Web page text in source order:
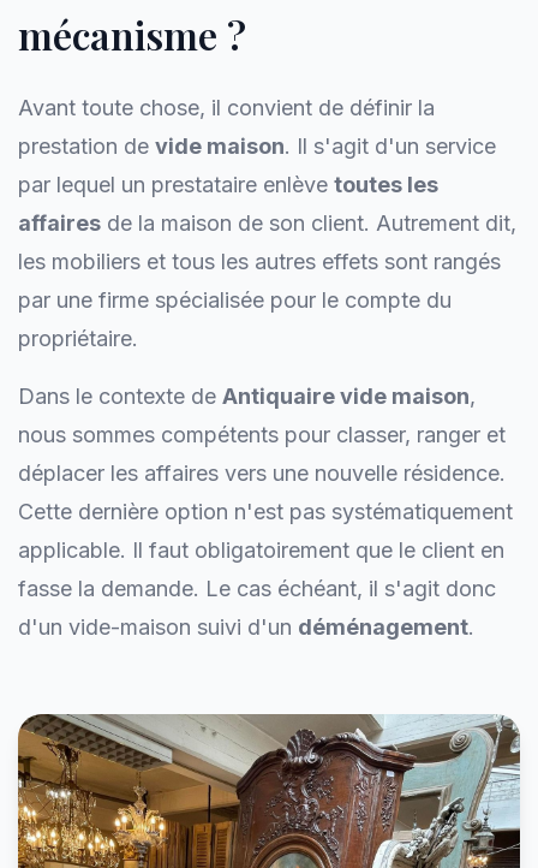
mécanisme ?
Avant toute chose, il convient de définir la
prestation de vide maison. Il s'agit d'un service
par lequel un prestataire enlève toutes les
affaires de la maison de son client. Autrement dit,
les mobiliers et tous les autres effets sont rangés
par une firme spécialisée pour le compte du
propriétaire.
Dans le contexte de Antiquaire vide maison,
nous sommes compétents pour classer, ranger et
déplacer les affaires vers une nouvelle résidence.
Cette dernière option n'est pas systématiquement
applicable. Il faut obligatoirement que le client en
fasse la demande. Le cas échéant, il s'agit donc
d'un vide-maison suivi d'un déménagement.